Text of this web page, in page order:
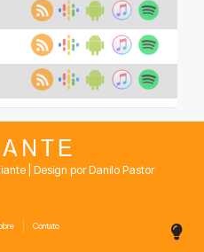
| Design por Danilo Pastor
Contato